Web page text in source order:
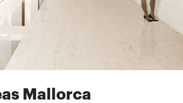
Mallorca